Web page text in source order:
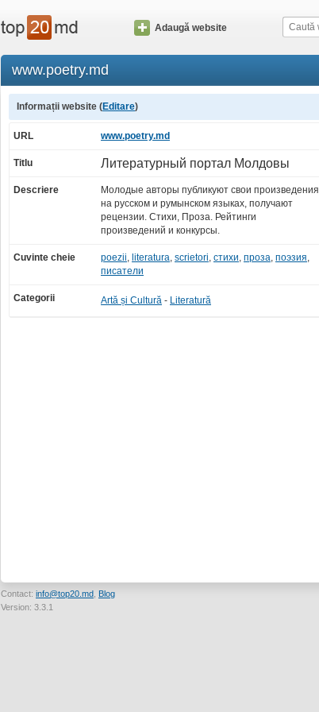
Adaugă website
www.poetry.md
Informații website (Editare)
URL www.poetry.md
Titlu Литературный портал Молдовы
Descriere
Молодые авторы публикуют свои произведения
на русском и румынском языках, получают
рецензии. Стихи, Проза. Рейтинги
произведений и конкурсы.
Cuvinte cheie poezii, literatura, scrietori, стихи, проза, поэзия,
писатели
Categorii Artă și Cultură - Literatură
Contact: info@top20.md Blog
Version: 3.3.1